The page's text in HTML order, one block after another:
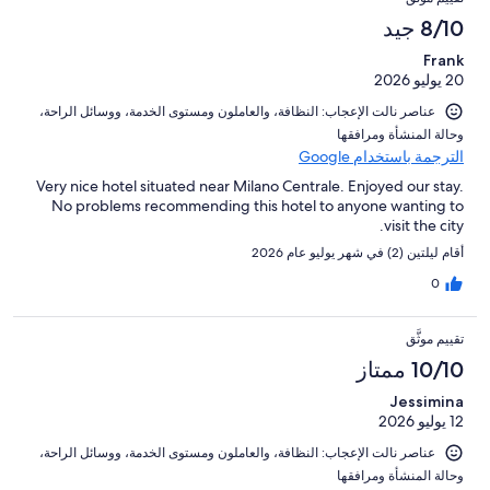
النزلاء
من
تقييمات
النزلاء
أصل
1016
من
تقييمات
النزلاء
8/10 جيد
Frank
20 يوليو 2026
عناصر نالت الإعجاب: ⁦النظافة⁩، و⁦العاملون ومستوى الخدمة⁩، و⁦وسائل الراحة⁩،
و⁦حالة المنشأة ومرافقها⁩
الترجمة باستخدام Google
Very nice hotel situated near Milano Centrale. Enjoyed our stay.
No problems recommending this hotel to anyone wanting to
visit the city.
أقام ليلتين (2) في شهر يوليو عام 2026
0
تقييم موثَّق
10/10 ممتاز
Jessimina
12 يوليو 2026
عناصر نالت الإعجاب: ⁦النظافة⁩، و⁦العاملون ومستوى الخدمة⁩، و⁦وسائل الراحة⁩،
و⁦حالة المنشأة ومرافقها⁩